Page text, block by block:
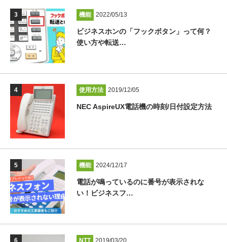
機能 2022/05/13
ビジネスホンの「フックボタン」って何？
使い方や転送…
使用方法 2019/12/05
NEC AspireUX電話機の時刻/日付設定方法
機能 2024/12/17
電話が鳴っているのに番号が表示されな
い！ビジネスフ…